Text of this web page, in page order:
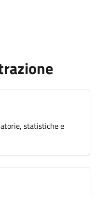
statistiche e